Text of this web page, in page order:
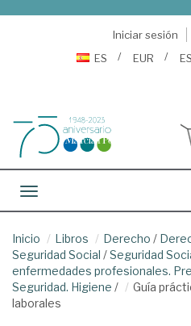
Iniciar sesión
ES
EUR
Toggle navigation
Inicio Libros Derecho /
Seguridad Social /Seguridad
enfermedades profesionales.
Seguridad. Higiene /
Guía
laborales